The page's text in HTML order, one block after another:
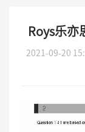
Roys乐亦
2021-09-20